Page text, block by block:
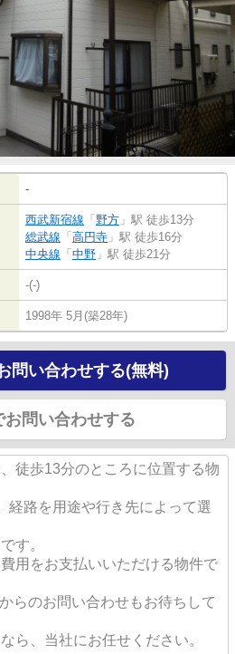
-
西武新宿線 「 野方 」駅 徒歩13分
総武線 「 高円寺 」駅 徒歩16分
中央線 「 中野 」駅 徒歩21分
-(-)
1998年 5月(築28年)
問い合わせする(無料)
お問い合わせする
徒歩13分のところに位置する物
経路を用途や行き先によって選
す。
用をお支払いいただける物件で
らのお問い合わせもお待ちして
ら、当社にお任せください。